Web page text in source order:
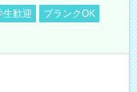
生歓迎
ブランクOK